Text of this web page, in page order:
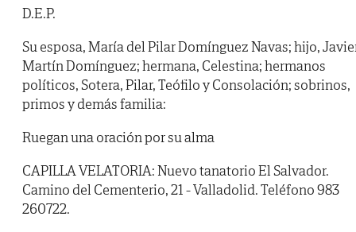
D.E.P.
Su esposa, María del Pilar Domínguez Navas; hijo,
Martín Domínguez; hermana, Celestina; hermanos
políticos, Sotera, Pilar, Teófilo y Consolación; sobrinos,
primos y demás familia:
Ruegan una oración por su alma
CAPILLA VELATORIA: Nuevo tanatorio El Salvador.
Camino del Cementerio, 21 - Valladolid. Teléfono 983
260722.